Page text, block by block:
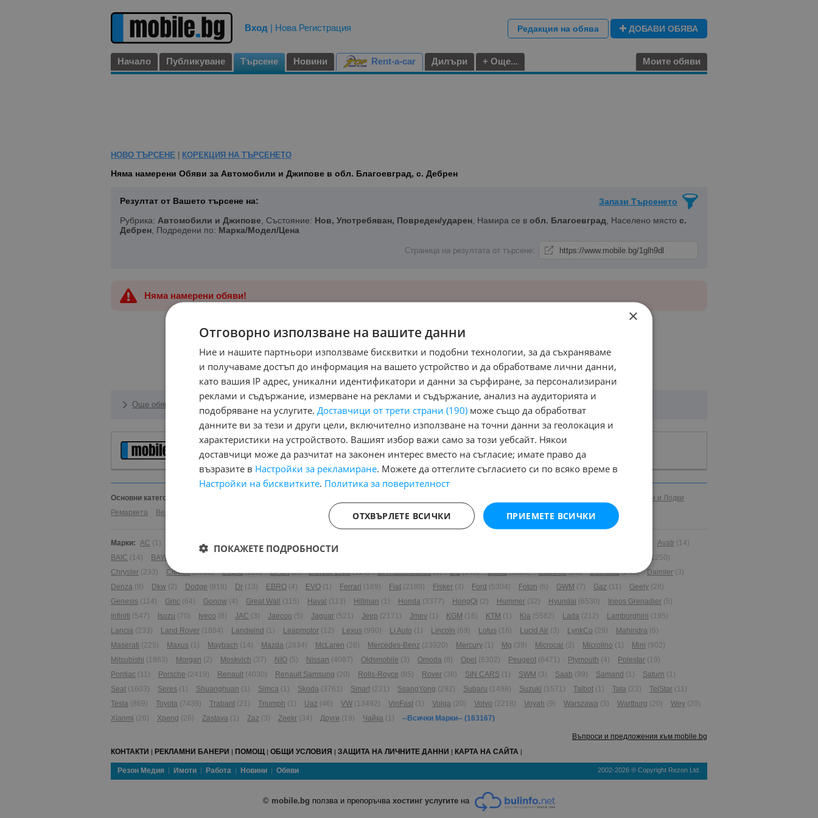
Вход | Нова Регистрация Редакция на обява ДОБАВИ ОБЯВА
Начало Публикуване Търсене Новини Rent-a-car Дилъри + Още... Моите обяви
НОВО ТЪРСЕНЕ КОРЕКЦИЯ НА ТЪРСЕНЕТО
Няма намерени Обяви за Автомобили и Джипове в обл. Благоевград, с. Дебрен
Резултат от Вашето търсене на:
Запази Търсенето
Рубрика: Автомобили и Джипове, Състояние: Нов, Употребяван, Повреден/ударен, Намира се в обл. Благоевград, Населено място с.
Дебрен, Подредени по: Марка/Модел/Цена
Страница на резултата от търсене:
Няма намерени обяви!
Още обяви за Автомобили
Автомобили и Джипове
Основни категории в mobile.bg:
Яхти и Лодки
Ремаркета
Велосипеди Гуми и джанти Купува Услуги
Марки: AC (1) Abarth Avatr (14)
BAIC (14) BAW
(1250)
Chrysler (233) Citroen (3601) Cupra (120) DFSK (2) DONGFENG (115) DR Automobiles (5) DS (148) Dacia (1834) Daewoo (53) Daihatsu (243) Daimler (3)
Denza (8) Dkw (2) Dodge (818) Dr (13) EBRO (4) EVO (1) Ferrari (169) Fiat (2189) Fisker (3) Ford (5304) Foton (6) GWM (7) Gaz (11) Geely (28)
Genesis (114) Gmc (64) Gonow (4) Great Wall (115) Haval (113) Hillman (1) Honda (3377) HongQi (2) Hummer (32) Hyundai (6530) Ineos Grenadier (5)
Infiniti (547) Isuzu (70) Iveco (8) JAC (3) Jaecoo (5) Jaguar (521) Jeep (2171) Jmev (1) KGM (16) KTM (1) Kia (5582) Lada (212) Lamborghini (195)
Lancia (233) Land Rover (1884) Landwind (1) Leapmotor (12) Lexus (990) Li Auto (1) Lincoln (69) Lotus (16) Lucid Air (3) LynkCo (29) Mahindra (6)
Maserati (225) Maxus (1) Maybach (14) Mazda (2834) McLaren (26) Mercedes-Benz (23920) Mercury (1) Mg (39) Microcar (2) Microlino (1) Mini (902)
Mitsubishi (1863) Morgan (2) Moskvich (37) NIO (5) Nissan (4087) Oldsmobile (3) Omoda (8) Opel (6302) Peugeot (6471) Plymouth (4) Polestar (19)
Pontiac (11) Porsche (2419) Renault (4030) Renault Samsung (20) Rolls-Royce (85) Rover (38) SIN CARS (1) SWM (3) Saab (99) Samand (1) Saturn (1)
Seat (1603) Seres (1) Shuanghuan (1) Simca (1) Skoda (3761) Smart (221) SsangYong (292) Subaru (1498) Suzuki (1571) Talbot (1) Tata (22) TelStar (11)
Tesla (869) Toyota (7439) Trabant (21) Triumph (1) Uaz (46) VW (13492) VinFast (1) Volga (20) Volvo (2218) Voyah (9) Warszawa (3) Wartburg (20) Wey (20)
Xiaomi (26) Xpeng (26) Zastava (1) Zaz (3) Zeekr (34) Други (19) Чайка (1) --Всички Марки-- (163167)
Въпроси и предложения към mobile.bg
КОНТАКТИ
РЕКЛАМНИ БАНЕРИ ПОМОЩ ОБЩИ УСЛОВИЯ ЗАЩИТА НА ЛИЧНИТЕ ДАННИ КАРТА НА САЙТА
Резон Медия Имоти Работа Новини Обяви 2002-2026 ® Copyright Rezon Ltd.
© mobile.bg ползва и препоръчвахостинг услугите на
×
Отговорно използване на вашите данни
Ние и нашите партньори използваме бисквитки и подобни технологии, за да съхраняваме
и получаваме достъп до информация на вашето устройство и да обработваме лични данни,
като вашия IP адрес, уникални идентификатори и данни за сърфиране, за персонализирани
реклами и съдържание, измерване на реклами и съдържание, анализ на аудиторията и
подобряване на услугите. Доставчици от трети страни (190) може също да обработват
данните ви за тези и други цели, включително използване на точни данни за геолокация и
характеристики на устройството. Вашият избор важи само за този уебсайт. Някои
доставчици може да разчитат на законен интерес вместо на съгласие; имате право да
възразите в Настройки за рекламиране. Можете да оттеглите съгласието си по всяко време в
Настройки на бисквитките. Политика за поверителност
ПРИЕМЕТЕ ВСИЧКИ
ОТХВЪРЛЕТЕ ВСИЧКИ
ПОКАЖЕТЕ ПОДРОБНОСТИ